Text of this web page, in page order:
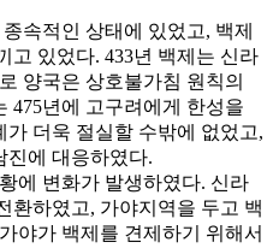
속적인 상태에 있었고, 백제
고 있었다. 433년 백제는 신라
양국은 상호불가침 원칙의
475년에 고구려에게 한성을
더욱 절실할 수밖에 없었고,
진에 대응하였다.
에 변화가 발생하였다. 신라
환하였고, 가야지역을 두고 백
야가 백제를 견제하기 위해서